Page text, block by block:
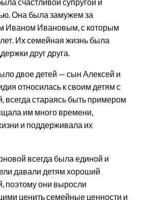
Она была замужем за
Иваном Ивановым, с которым
Их семейная жизнь была
друг друга.
двое детей — сын Алексей и
относилась к своим детям с
всегда стараясь быть примером
им много времени,
и поддерживала их
всегда была единой и
давали детям хороший
поэтому они выросли
ценить семейные ценности и